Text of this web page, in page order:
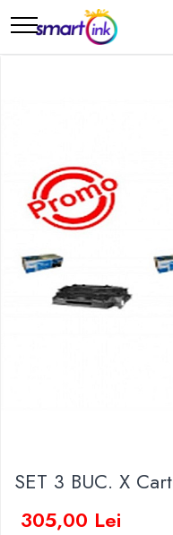
SET 3 BUC. X
305,00 Lei